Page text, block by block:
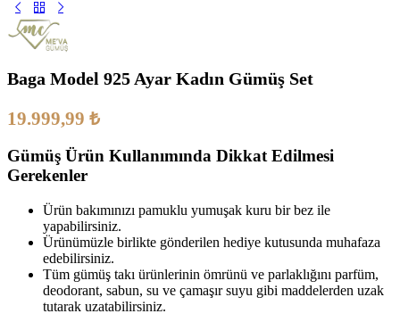
Baga Model 925 Ayar Kadın Gümüş Set
19.999,99 ₺
Gümüş Ürün Kullanımında Dikkat Edilmesi
Gerekenler
Ürün bakımınızı pamuklu yumuşak kuru bir bez ile
yapabilirsiniz.
Ürünümüzle birlikte gönderilen hediye kutusunda muhafaza
edebilirsiniz.
Tüm gümüş takı ürünlerinin ömrünü ve parlaklığını parfüm,
deodorant, sabun, su ve çamaşır suyu gibi maddelerden uzak
tutarak uzatabilirsiniz.